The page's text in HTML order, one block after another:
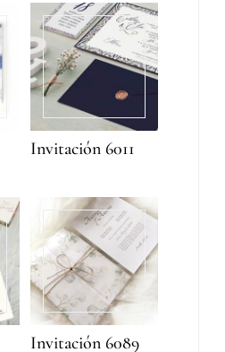
Invitación 6011
Invitación 6089